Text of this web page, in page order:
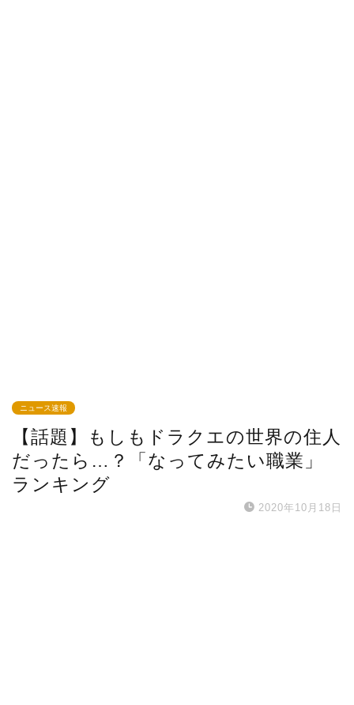
ニュース速報
【話題】もしもドラクエの世界の住人
だったら…？「なってみたい職業」
ランキング
2020年10月18日